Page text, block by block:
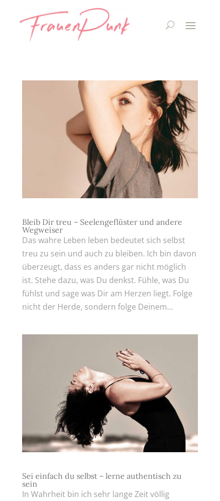
Bleib Dir treu – Seelengeflüster und andere
Wegweiser
Das wahre Leben leben bedeutet sich selbst
treu zu sein und auch zu bleiben. Ich bin davon
überzeugt, dass es anders gar nicht möglich
ist. Stehe dazu, was Du denkst. Fühle, was Du
fühlst und sage was Dir am Herzen liegt. Folge
nicht der Herde, sondern folge Deinem...
Sei einfach du selbst – lerne authentisch zu
sein
In Wahrheit bin ich sehr lange Zeit völlig